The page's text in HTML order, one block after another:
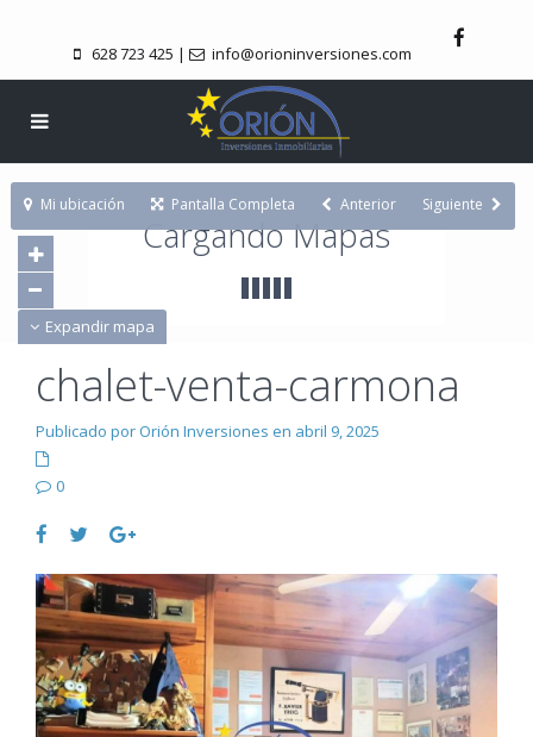
628 723 425 | info@orioninversiones.com
Cargando Mapas
Expandir mapa
Mi ubicación Pantalla Completa Anterior Siguiente
chalet-venta-carmona
Publicado por Orión Inversiones en abril 9, 2025
0